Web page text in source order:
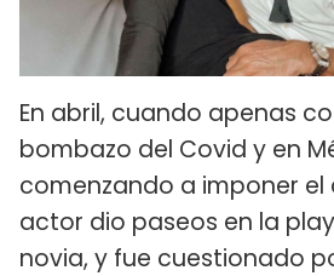
En abril, cuando apenas
bombazo del Covid y en
comenzando a imponer el
actor dio paseos en la
novia, y fue cuestionado